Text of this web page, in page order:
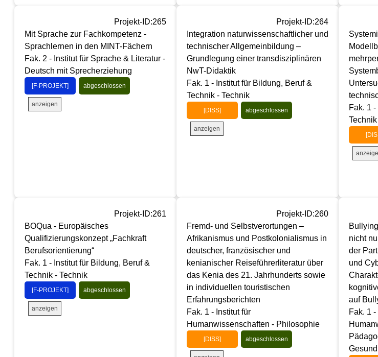
Projekt-ID:265
Mit Sprache zur Fachkompetenz -
Sprachlernen in den MINT-Fächern
Fak. 2 - Institut für Sprache & Literatur -
Deutsch mit Sprecherziehung
[F-PROJEKT] abgeschlossen
anzeigen
Projekt-ID:264
Integration naturwissenschaftlicher und
technischer Allgemeinbildung –
Grundlegung einer transdisziplinären
NwT-Didaktik
Fak. 1 - Institut für Bildung, Beruf &
Technik - Technik
[DISS] abgeschlossen
anzeigen
Fak. 1
Projekt-ID:261
BOQua - Europäisches
Qualifizierungskonzept „Fachkraft
Berufsorientierung“
Fak. 1 - Institut für Bildung, Beruf &
Technik - Technik
[F-PROJEKT] abgeschlossen
anzeigen
Projekt-ID:260
Fremd- und Selbstverortungen –
Afrikanismus und Postkolonialismus in
deutscher, französischer und
kenianischer Reiseführerliteratur über
das Kenia des 21. Jahrhunderts sowie
in individuellen touristischen
Erfahrungsberichten
Fak. 1 - Institut für
Humanwissenschaften - Philosophie
[DISS] abgeschlossen
nicht
der
und
auf
Fak. 1